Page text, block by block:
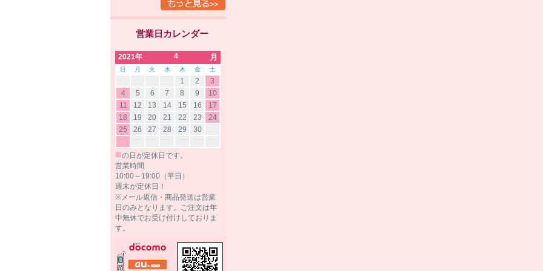
営業日カレンダー
2021年 4 月
日 月 火 水 木 金 土
1 2
3
4
5 6 7 8 9
10
11
12 13 14 15 16
17
18
19 20 21 22 23
24
25
26 27 28 29 30
■の日が定休日です。
営業時間
10:00～19:00（平日）
週末が定休日！
※メール返信・商品発送は営業
日のみとなります。ご注文は年
中無休でお受け付けしておりま
す。